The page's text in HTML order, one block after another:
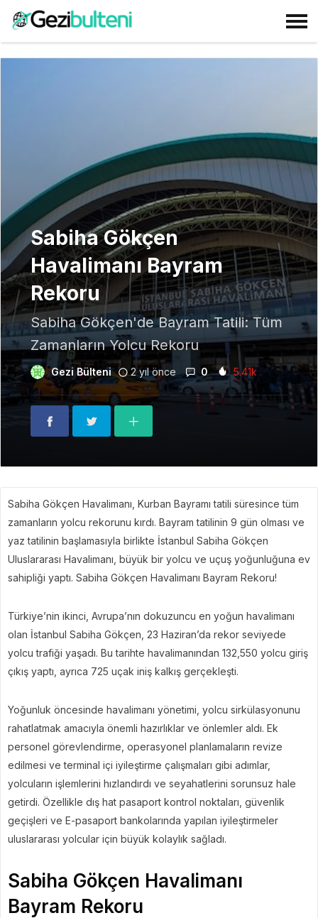
Sabiha Gökçen
Havalimanı Bayram
Rekoru
Sabiha Gökçen'de Bayram Tatili: Tüm
Zamanların Yolcu Rekoru
Gezi Bülteni 2 yıl önce 0 5.41k
Sabiha Gökçen Havalimanı, Kurban Bayramı tatili süresince tüm
zamanların yolcu rekorunu kırdı. Bayram tatilinin 9 gün olması ve
yaz tatilinin başlamasıyla birlikte İstanbul Sabiha Gökçen
Uluslararası Havalimanı, büyük bir yolcu ve uçuş yoğunluğuna ev
sahipliği yaptı. Sabiha Gökçen Havalimanı Bayram Rekoru!
Türkiye’nin ikinci, Avrupa’nın dokuzuncu en yoğun havalimanı
olan İstanbul Sabiha Gökçen, 23 Haziran’da rekor seviyede
yolcu trafiği yaşadı. Bu tarihte havalimanından 132,550 yolcu giriş
çıkış yaptı, ayrıca 725 uçak iniş kalkış gerçekleşti.
Yoğunluk öncesinde havalimanı yönetimi, yolcu sirkülasyonunu
rahatlatmak amacıyla önemli hazırlıklar ve önlemler aldı. Ek
personel görevlendirme, operasyonel planlamaların revize
edilmesi ve terminal içi iyileştirme çalışmaları gibi adımlar,
yolcuların işlemlerini hızlandırdı ve seyahatlerini sorunsuz hale
getirdi. Özellikle dış hat pasaport kontrol noktaları, güvenlik
geçişleri ve E-pasaport bankolarında yapılan iyileştirmeler
uluslararası yolcular için büyük kolaylık sağladı.
Sabiha Gökçen Havalimanı
Bayram Rekoru